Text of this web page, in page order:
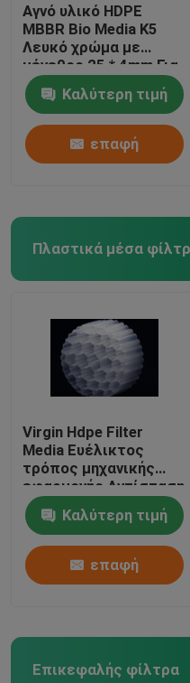
Αγνό υλικό HDPE
MBBR Bio Media K5
Λευκό χρώμα με
μέγεθος 25 * 4mm Για
εξοπλισμό IFAS
Καλύτερη τιμή
επαφή
Πλαστικά μέσα
Virgin Hdpe Filter
Media Ευέλικτος
τρόπος μηχανικής
εφαρμογής Αντίσταση
σε κρούσματα
Καλύτερη τιμή
επαφή
Επικεφαλής φίλτρα